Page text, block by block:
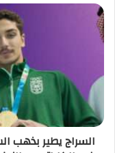
السراج يطير بذهب